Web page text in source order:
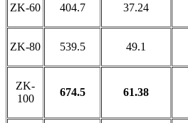
ZK-60 404.7 37.24
ZK-80 539.5 49.1
ZK-
100
674.5 61.38